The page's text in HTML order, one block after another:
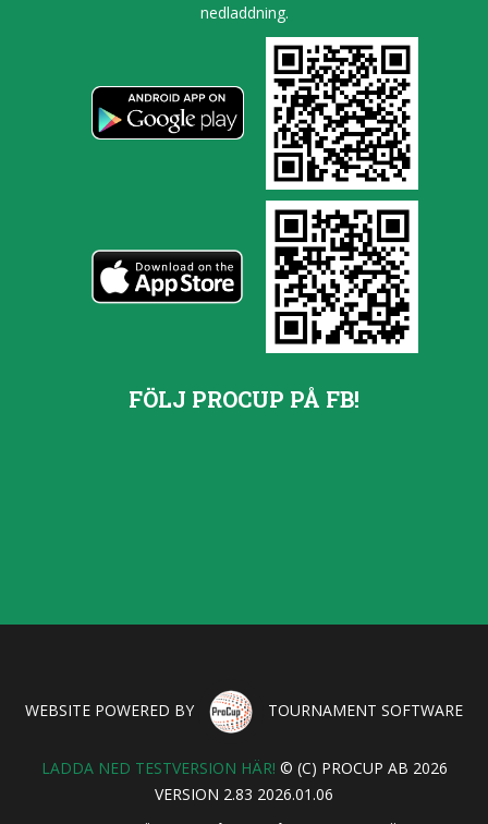
nedladdning.
FÖLJ PROCUP PÅ FB!
WEBSITE POWERED BY TOURNAMENT SOFTWARE
LADDA NED TESTVERSION HÄR! © (C) PROCUP AB 2026
VERSION 2.83 2026.01.06